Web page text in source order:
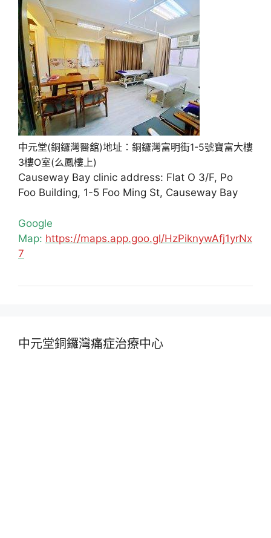
中元堂(銅鑼灣醫舘)地址：銅鑼灣富明街1-5號寶富大樓
3樓O室(么鳳樓上)
Causeway Bay clinic address: Flat O 3/F, Po
Foo Building, 1-5 Foo Ming St, Causeway Bay
Google
Map: https://maps.app.goo.gl/HzPiknywAfj1yrNx
7
中元堂銅鑼灣痛症治療中心